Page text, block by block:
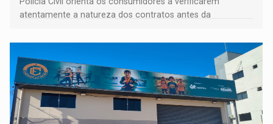
atentamente a natureza dos contratos antes da